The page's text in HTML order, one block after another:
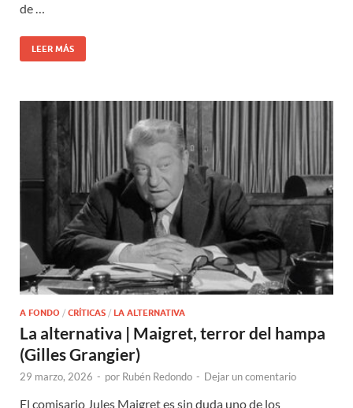
de …
LEER MÁS
A FONDO / CRÍTICAS / LA ALTERNATIVA
La alternativa | Maigret, terror del hampa
(Gilles Grangier)
29 marzo, 2026 - por Rubén Redondo - Dejar un comentario
El comisario Jules Maigret es sin duda uno de los